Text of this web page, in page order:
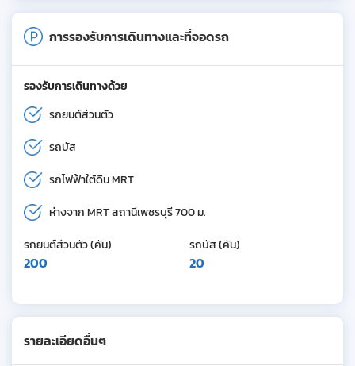
การรองรับการเดินทางและที่จอดรถ
รองรับการเดินทางด้วย
รถยนต์ส่วนตัว
รถบัส
รถไฟฟ้าใต้ดิน MRT
ห่างจาก MRT สถานีเพชรบุรี 700 ม.
รถยนต์ส่วนตัว (คัน)
200
รถบัส (คัน)
20
รายละเอียดอื่นๆ